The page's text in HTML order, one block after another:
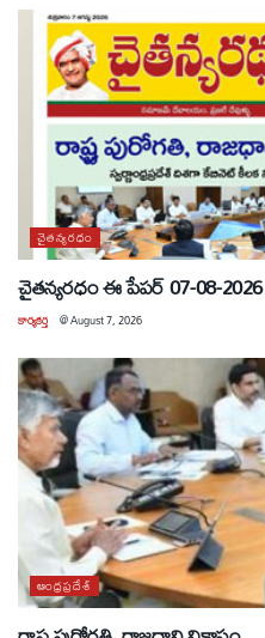
చైతన్యరధం
చైతన్యరధం ఈ పేపర్ 07-08-2026
కార్యకర్త @August 7, 2026
ఆంధ్రప్రదేశ్